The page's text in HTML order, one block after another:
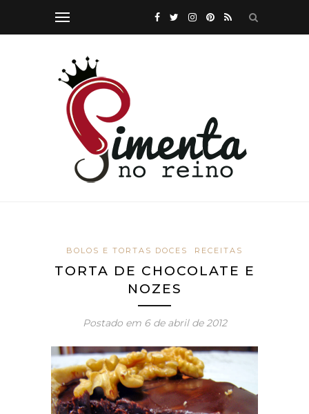
BOLOS E TORTAS DOCES RECEITAS
TORTA DE CHOCOLATE E
NOZES
Postado em 6 de abril de 2012